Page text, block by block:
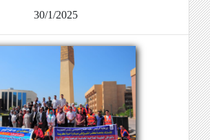
30/1/2025